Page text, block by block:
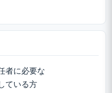
者に必要な
ている方